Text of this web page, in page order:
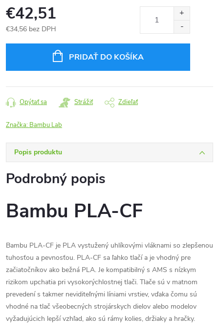
€42,51
€34,56 bez DPH
PRIDAŤ DO KOŠÍKA
Opýtať sa Strážiť Zdieľať
Značka: Bambu Lab
Popis produktu
Podrobný popis
Bambu PLA-CF
Bambu PLA-CF je PLA vystužený uhlíkovými vláknami so zlepšenou
tuhosťou a pevnosťou. PLA-CF sa ľahko tlačí a je vhodný pre
začiatočníkov ako bežná PLA. Je kompatibilný s AMS s nízkym
rizikom upchatia pri vysokorýchlostnej tlači. Tlače sú v matnom
prevedení s takmer neviditeľnými líniami vrstiev, vďaka čomu sú
vhodné na tlač všeobecných strojárskych dielov alebo modelov
vyžadujúcich lepší vzhľad, ako sú rámy kolies, držiaky a hračky.